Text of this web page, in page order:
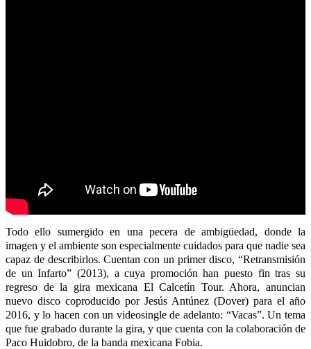
Todo ello sumergido en una pecera de ambigüedad, donde la
imagen y el ambiente son especialmente cuidados para que nadie sea
capaz de describirlos. Cuentan con un primer disco, “Retransmisión
de un Infarto” (2013), a cuya promoción han puesto fin tras su
regreso de la gira mexicana El Calcetín Tour. Ahora, anuncian
nuevo disco coproducido por Jesús Antúnez (Dover) para el año
2016, y lo hacen con un videosingle de adelanto: “Vacas”. Un tema
que fue grabado durante la gira, y que cuenta con la colaboración de
Paco Huidobro, de la banda mexicana Fobia.